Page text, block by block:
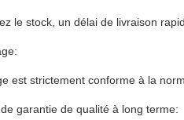
le stock, un délai de livraison
est strictement conforme à la
garantie de qualité à long terme: